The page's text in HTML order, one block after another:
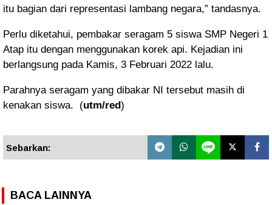
itu bagian dari representasi lambang negara,” tandasnya.
Perlu diketahui, pembakar seragam 5 siswa SMP Negeri 1
Atap itu dengan menggunakan korek api. Kejadian ini
berlangsung pada Kamis, 3 Februari 2022 lalu.
Parahnya seragam yang dibakar NI tersebut masih di
kenakan siswa.
(utm/red)
Sebarkan:
BACA LAINNYA